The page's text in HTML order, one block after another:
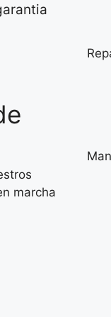
marcha